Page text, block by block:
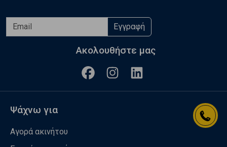
Εγγραφή
Ακολουθήστε μας
Ψάχνω για
Αγορά ακινήτου